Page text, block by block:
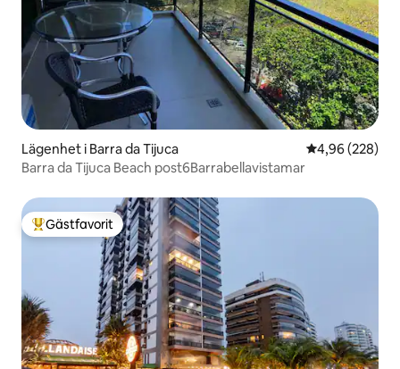
Lägenhet i Barra da Tijuca 4,96 av 5 i
4,96 (228)
Barra da Tijuca Beach post6Barrabellavistamar
Populär gästfavorit
Gästfavorit